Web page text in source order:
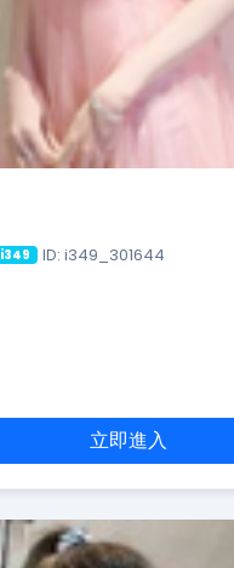
i349 ID: i349_301644
立即進入